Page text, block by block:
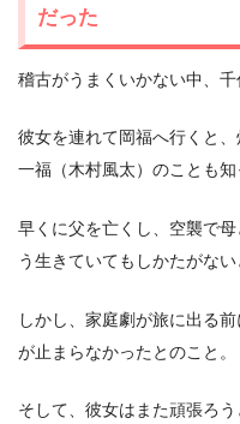
だった
稽古がうまくいかない中、千
彼女を連れて岡福へ行くと
一福（木村風太）のことも知
早くに父を亡くし、空襲で
う生きていてもしかたがない
しかし、家庭劇が旅に出る
が止まらなかったとのこと。
そして、彼女はまた頑張ろう